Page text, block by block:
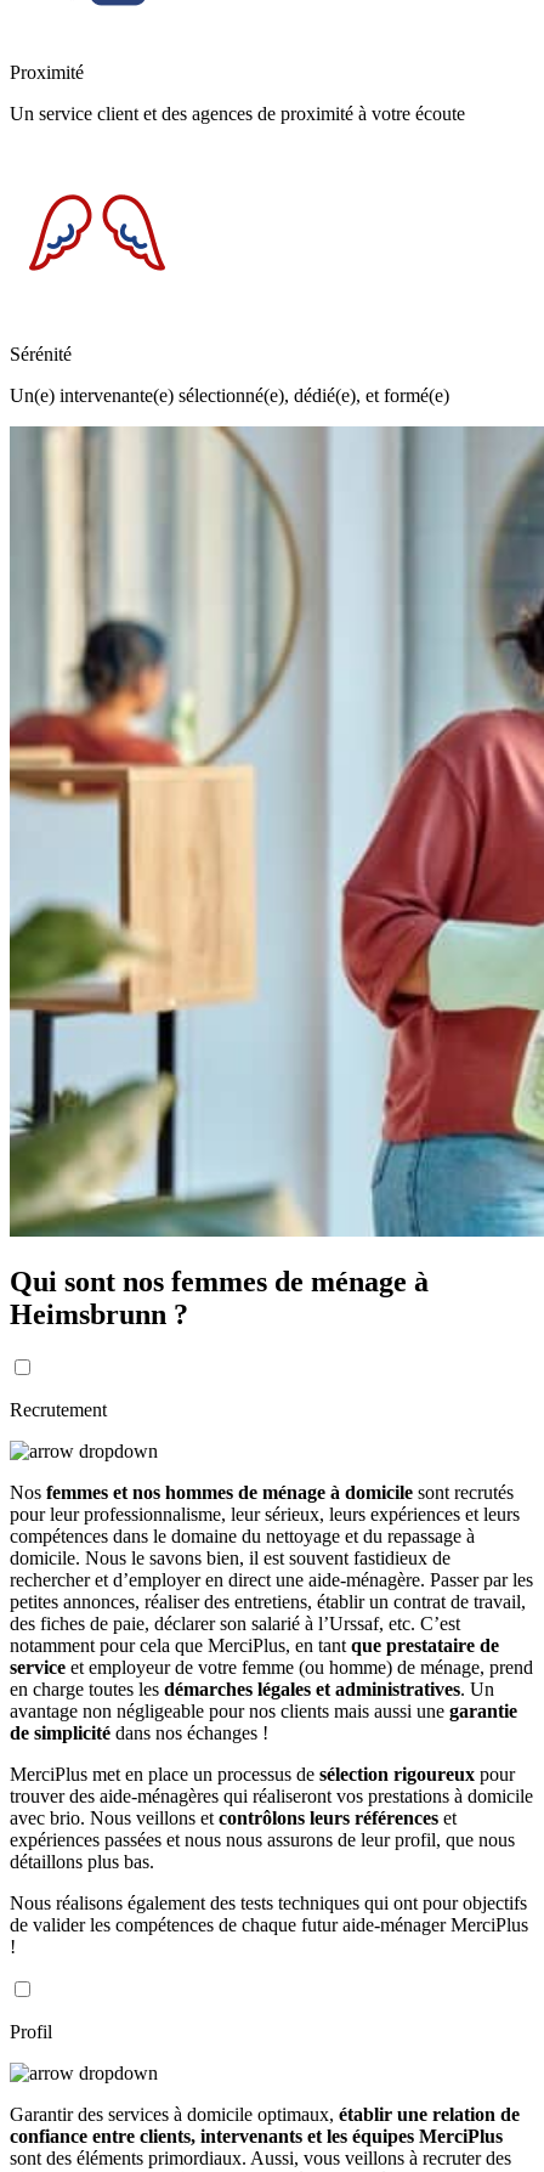
Proximité
Un service client et des agences de proximité à votre écoute
Sérénité
Un(e) intervenante(e) sélectionné(e), dédié(e), et formé(e)
Qui sont nos femmes de ménage à
Heimsbrunn ?
Recrutement
Nos femmes et nos hommes de ménage à domicile sont recrutés
pour leur professionnalisme, leur sérieux, leurs expériences et leurs
compétences dans le domaine du nettoyage et du repassage à
domicile. Nous le savons bien, il est souvent fastidieux de
rechercher et d’employer en direct une aide-ménagère. Passer par les
petites annonces, réaliser des entretiens, établir un contrat de travail,
des fiches de paie, déclarer son salarié à l’Urssaf, etc. C’est
notamment pour cela que MerciPlus, en tant que prestataire de
service et employeur de votre femme (ou homme) de ménage, prend
en charge toutes les démarches légales et administratives. Un
avantage non négligeable pour nos clients mais aussi une garantie
de simplicité dans nos échanges !
MerciPlus met en place un processus de sélection rigoureux pour
trouver des aide-ménagères qui réaliseront vos prestations à domicile
avec brio. Nous veillons et contrôlons leurs références et
expériences passées et nous nous assurons de leur profil, que nous
détaillons plus bas.
Nous réalisons également des tests techniques qui ont pour objectifs
de valider les compétences de chaque futur aide-ménager MerciPlus
!
Profil
Garantir des services à domicile optimaux, établir une relation de
confiance entre clients, intervenants et les équipes MerciPlus
sont des éléments primordiaux. Aussi, vous veillons à recruter des